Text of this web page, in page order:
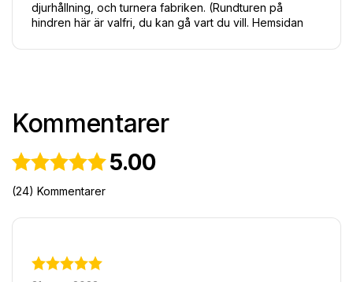
djurhållning, och turnera fabriken. (Rundturen på
hindren här är valfri, du kan gå vart du vill. Hemsidan
Kommentarer
5.00
(24) Kommentarer